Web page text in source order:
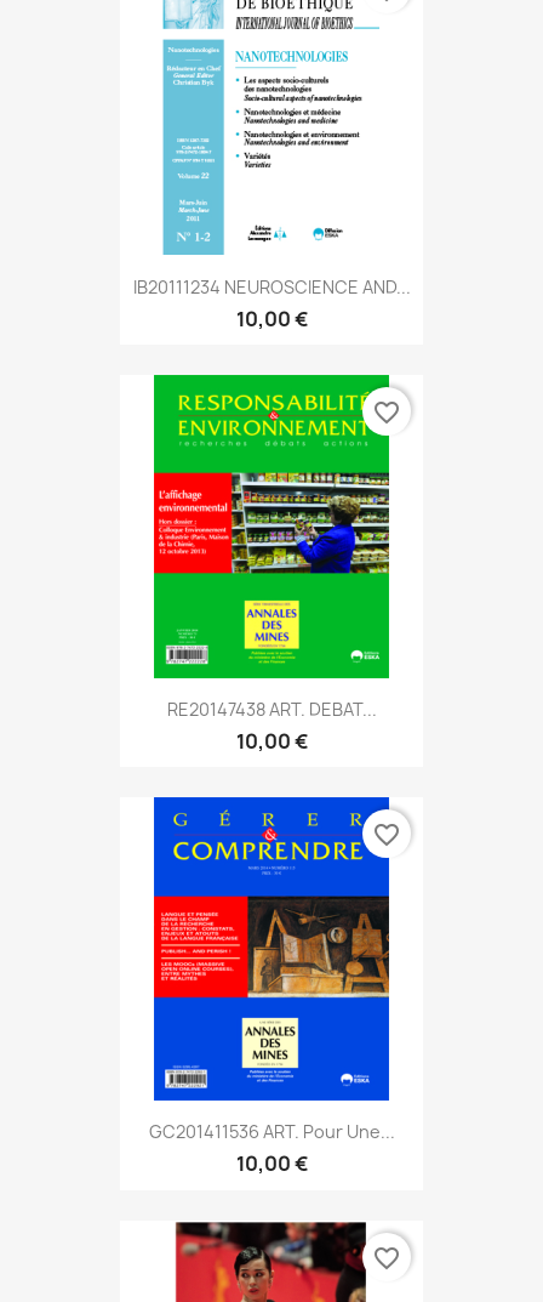
IB20111234 NEUROSCIENCE AND...
10,00 €
RE20147438 ART. DEBAT...
10,00 €
favorite_border
GC201411536 ART. Pour Une...
10,00 €
favorite_border
favorite_border